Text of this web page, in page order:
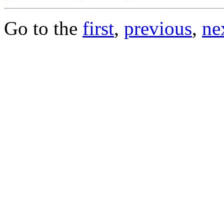
Go to the first, previous,